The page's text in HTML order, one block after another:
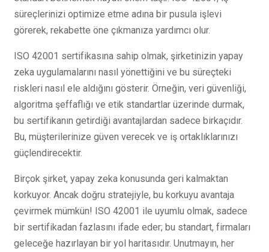
süreçlerinizi optimize etme adına bir pusula işlevi
görerek, rekabette öne çıkmanıza yardımcı olur.
ISO 42001 sertifikasına sahip olmak, şirketinizin yapay
zeka uygulamalarını nasıl yönettiğini ve bu süreçteki
riskleri nasıl ele aldığını gösterir. Örneğin, veri güvenliği,
algoritma şeffaflığı ve etik standartlar üzerinde durmak,
bu sertifikanın getirdiği avantajlardan sadece birkaçıdır.
Bu, müşterilerinize güven verecek ve iş ortaklıklarınızı
güçlendirecektir.
Birçok şirket, yapay zeka konusunda geri kalmaktan
korkuyor. Ancak doğru stratejiyle, bu korkuyu avantaja
çevirmek mümkün! ISO 42001 ile uyumlu olmak, sadece
bir sertifikadan fazlasını ifade eder; bu standart, firmaları
geleceğe hazırlayan bir yol haritasıdır. Unutmayın, her